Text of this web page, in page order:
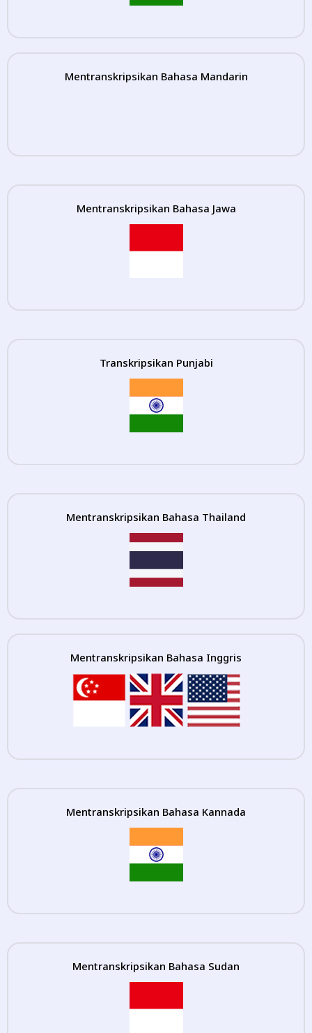
Mentranskripsikan Bahasa Mandarin
Mentranskripsikan Bahasa Jawa
Transkripsikan Punjabi
Mentranskripsikan Bahasa Thailand
Mentranskripsikan Bahasa Inggris
Mentranskripsikan Bahasa Kannada
Mentranskripsikan Bahasa Sudan